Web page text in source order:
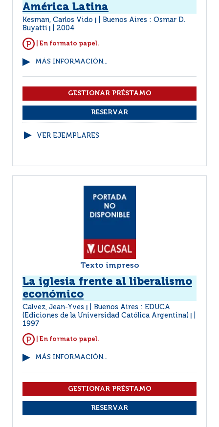
América Latina
Kesman, Carlos Vido
Buenos Aires : Osmar D.
Buyatti
2004
| En formato papel.
MÁS INFORMACIÓN...
VER EJEMPLARES
Texto impreso
La iglesia frente al liberalismo
económico
Calvez, Jean-Yves
Buenos Aires : EDUCA
(Ediciones de la Universidad Católica Argentina)
1997
| En formato papel.
MÁS INFORMACIÓN...